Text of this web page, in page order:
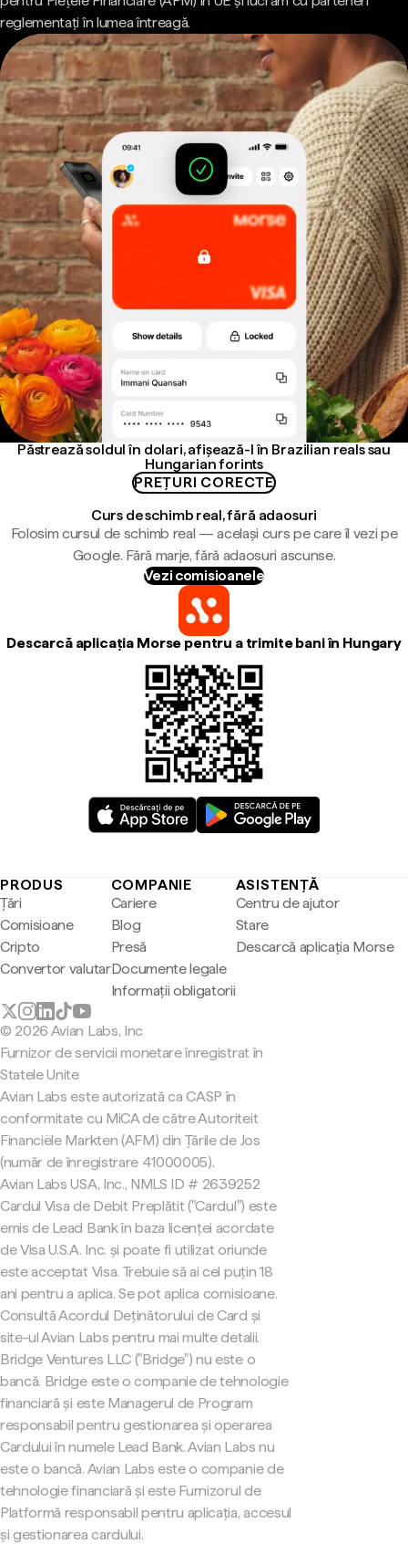
reglementați în lumea întreagă.
Păstrează soldul în dolari, afișează-l în Brazilian reals sau
Hungarian forints
PREȚURI CORECTE
Curs de schimb real, fără adaosuri
Folosim cursul de schimb real — același curs pe care îl vezi pe
Google. Fără marje, fără adaosuri ascunse.
Vezi comisioanele
Descarcă aplicația Morse pentru a trimite bani în Hungary
PRODUS
Țări
Comisioane
Cripto
Convertor valutar
COMPANIE
Cariere
Blog
Presă
Documente legale
Informații obligatorii
ASISTENȚĂ
Centru de ajutor
Stare
Descarcă aplicația Morse
© 2026 Avian Labs, Inc
Furnizor de servicii monetare înregistrat în
Statele Unite
Avian Labs este autorizată ca CASP în
conformitate cu MiCA de către Autoriteit
Financiële Markten (AFM) din Țările de Jos
(număr de înregistrare 41000005).
Avian Labs USA, Inc., NMLS ID # 2639252
Cardul Visa de Debit Preplătit ("Cardul") este
emis de Lead Bank în baza licenței acordate
de Visa U.S.A. Inc. și poate fi utilizat oriunde
este acceptat Visa. Trebuie să ai cel puțin 18
ani pentru a aplica. Se pot aplica comisioane.
Consultă Acordul Deținătorului de Card și
site-ul Avian Labs pentru mai multe detalii.
Bridge Ventures LLC ("Bridge") nu este o
bancă. Bridge este o companie de tehnologie
financiară și este Managerul de Program
responsabil pentru gestionarea și operarea
Cardului în numele Lead Bank. Avian Labs nu
este o bancă. Avian Labs este o companie de
tehnologie financiară și este Furnizorul de
Platformă responsabil pentru aplicația, accesul
și gestionarea cardului.